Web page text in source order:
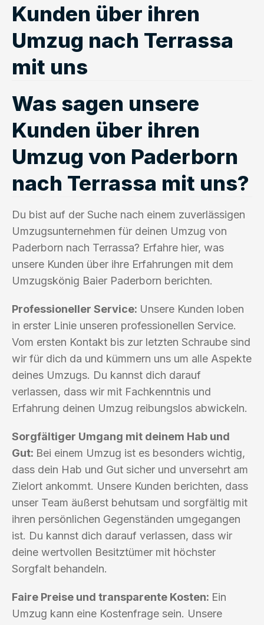
Kunden über ihren
Umzug nach Terrassa
mit uns
Was sagen unsere
Kunden über ihren
Umzug von Paderborn
nach Terrassa mit uns?
Du bist auf der Suche nach einem zuverlässigen
Umzugsunternehmen für deinen Umzug von
Paderborn nach Terrassa? Erfahre hier, was
unsere Kunden über ihre Erfahrungen mit dem
Umzugskönig Baier Paderborn berichten.
Professioneller Service: Unsere Kunden loben
in erster Linie unseren professionellen Service.
Vom ersten Kontakt bis zur letzten Schraube sind
wir für dich da und kümmern uns um alle Aspekte
deines Umzugs. Du kannst dich darauf
verlassen, dass wir mit Fachkenntnis und
Erfahrung deinen Umzug reibungslos abwickeln.
Sorgfältiger Umgang mit deinem Hab und
Gut: Bei einem Umzug ist es besonders wichtig,
dass dein Hab und Gut sicher und unversehrt am
Zielort ankommt. Unsere Kunden berichten, dass
unser Team äußerst behutsam und sorgfältig mit
ihren persönlichen Gegenständen umgegangen
ist. Du kannst dich darauf verlassen, dass wir
deine wertvollen Besitztümer mit höchster
Sorgfalt behandeln.
Faire Preise und transparente Kosten: Ein
Umzug kann eine Kostenfrage sein. Unsere